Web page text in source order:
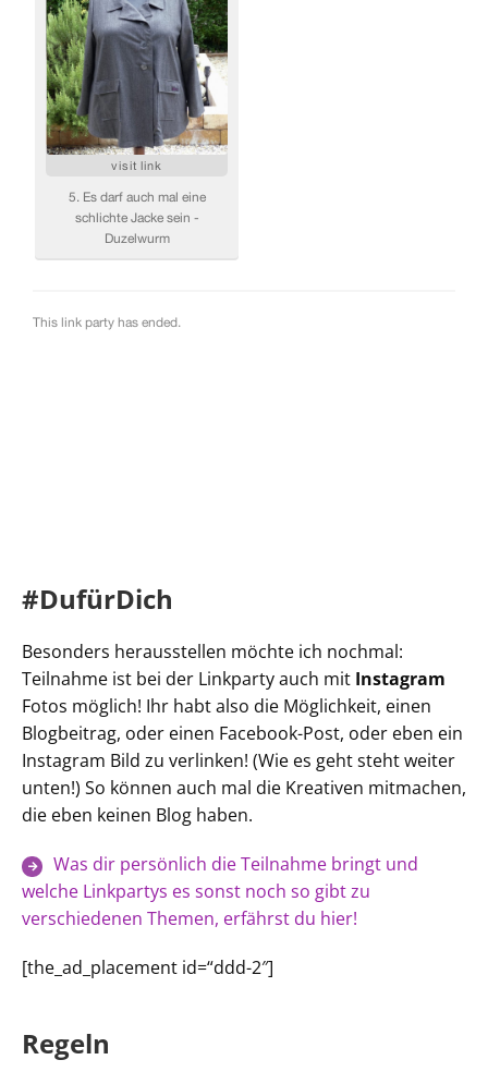
#DufürDich
Besonders herausstellen möchte ich nochmal:
Teilnahme ist bei der Linkparty auch mit Instagram
Fotos möglich! Ihr habt also die Möglichkeit, einen
Blogbeitrag, oder einen Facebook-Post, oder eben ein
Instagram Bild zu verlinken! (Wie es geht steht weiter
unten!) So können auch mal die Kreativen mitmachen,
die eben keinen Blog haben.
Was dir persönlich die Teilnahme bringt und
welche Linkpartys es sonst noch so gibt zu
verschiedenen Themen, erfährst du hier!
[the_ad_placement id=“ddd-2″]
Regeln